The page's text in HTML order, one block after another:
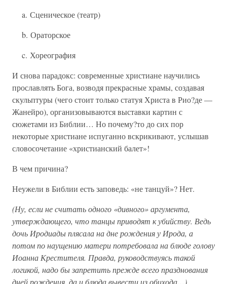
a. Сценическое (театр)
b. Ораторское
c. Хореография
И снова парадокс: современные христиане научились
прославлять Бога, возводя прекрасные храмы, создавая
скульптуры (чего стоит только статуя Христа в Рио?де —
Жанейро), организовываются выставки картин с
сюжетами из Библии… Но почему?то до сих пор
некоторые христиане испуганно вскрикивают, услышав
словосочетание «христианский балет»!
В чем причина?
Неужели в Библии есть заповедь: «не танцуй»? Нет.
(Ну, если не считать одного «дивного» аргумента,
утверждающего, что танцы приводят к убийству. Ведь
дочь Иродиады плясала на дне рождения у Ирода, а
потом по наущению матери потребовала на блюде голову
Иоанна Крестителя. Правда, руководствуясь такой
логикой, надо бы запретить прежде всего празднования
дней рождения, да и блюда вывести из обихода…)